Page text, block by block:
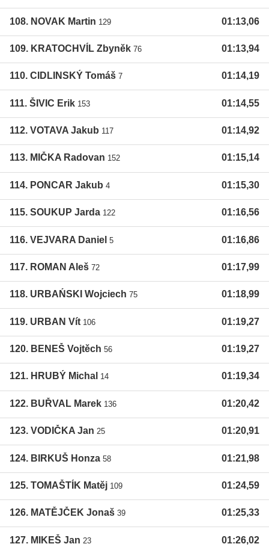
108. NOVAK Martin 129 01:13,06
109. KRATOCHVÍL Zbyněk 76 01:13,94
110. CIDLINSKÝ Tomáš 7 01:14,19
111. ŠIVIC Erik 153 01:14,55
112. VOTAVA Jakub 117 01:14,92
113. MIČKA Radovan 152 01:15,14
114. PONCAR Jakub 4 01:15,30
115. SOUKUP Jarda 122 01:16,56
116. VEJVARA Daniel 5 01:16,86
117. ROMAN Aleš 72 01:17,99
118. URBAŃSKI Wojciech 75 01:18,99
119. URBAN Vít 106 01:19,27
120. BENEŠ Vojtěch 56 01:19,27
121. HRUBÝ Michal 14 01:19,34
122. BUŘVAL Marek 136 01:20,42
123. VODIČKA Jan 25 01:20,91
124. BIRKUŠ Honza 58 01:21,98
125. TOMAŠTÍK Matěj 109 01:24,59
126. MATĚJČEK Jonaš 39 01:25,33
127. MIKEŠ Jan 23 01:26,02